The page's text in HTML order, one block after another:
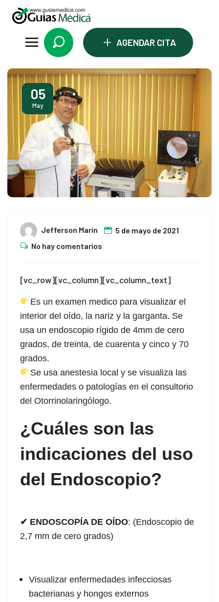
+ AGENDAR CITA
05
May
Jefferson Marin
5 de mayo de 2021
No hay comentarios
[vc_row][vc_column][vc_column_text]
Es un examen medico para visualizar el
interior del oído, la nariz y la garganta. Se
usa un endoscopio rígido de 4mm de cero
grados, de treinta, de cuarenta y cinco y 70
grados.
Se usa anestesia local y se visualiza las
enfermedades o patologías en el consultorio
del Otorrinolaringólogo.
¿Cuáles son las
indicaciones del uso
del Endoscopio?
✔ ENDOSCOPÍA DE OÍDO: (Endoscopio de
2,7 mm de cero grados)
Visualizar enfermedades infecciosas
bacterianas y hongos externos